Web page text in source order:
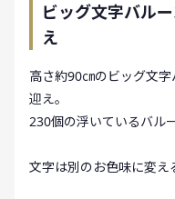
ビッグ文字バル
え
高さ約90㎝のビッグ文
迎え。
230個の浮いているバル
文字は別のお色味に変え